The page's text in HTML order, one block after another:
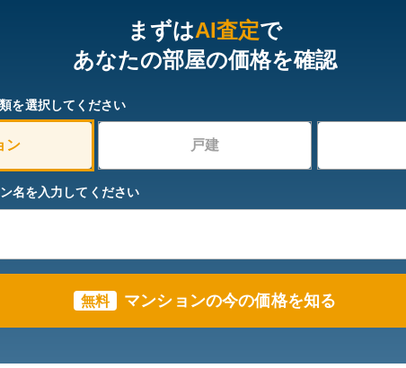
まずはAI査定で
あなたの部屋の価格を確認
を選択してください
ン 戸建
名を入力してください
無料 マンションの今の価格を知る